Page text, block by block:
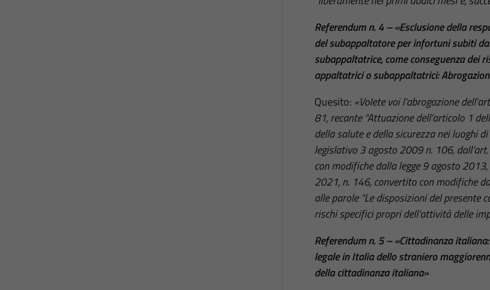
Referendum n. 4 –«Esclusione della
del subappaltatore per infortuni subiti
subappaltatrice, come conseguenza dei
appaltatrici o subappaltatrici:
Quesito: «Volete voi l’abrogazione
81, recante “Attuazione dell’articolo 1
della salute e della sicurezza nei luoghi
legislativo 3 agosto 2009 n. 106,
con modifiche dalla legge 9 agosto
2021, n. 146, convertito con modifiche
alle parole “Le disposizioni del presente
rischi specifici propri dell’attività delle
Referendum n. 5 – «Cittadinanza
legale in Italia dello straniero
della cittadinanza italiana»